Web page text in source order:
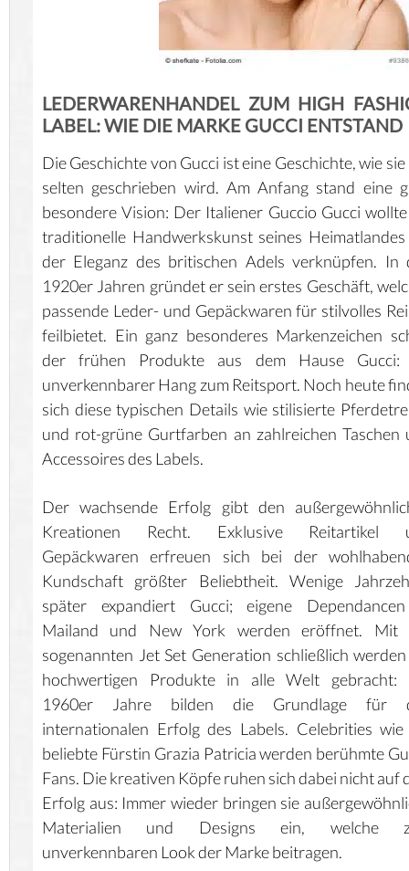
LEDERWARENHANDEL ZUM HIGH
LABEL: WIE DIE MARKE GUCCI ENTSTAND
Die Geschichte von Gucci ist eine Geschichte, wie
selten geschrieben wird. Am Anfang stand eine
besondere Vision: Der Italiener Guccio Gucci
traditionelle Handwerkskunst seines
der Eleganz des britischen Adels verknüpfen. In
1920er Jahren gründet er sein erstes Geschäft,
passende Leder- und Gepäckwaren für stilvolles
feilbietet. Ein ganz besonderes Markenzeichen
der frühen Produkte aus dem Hause
unverkennbarer Hang zum Reitsport. Noch heute
sich diese typischen Details wie stilisierte
und rot-grüne Gurtfarben an zahlreichen Taschen
Accessoires des Labels.
Der wachsende Erfolg gibt den
Kreationen Recht. Exklusive Reitartikel
Gepäckwaren erfreuen sich bei der
Kundschaft größter Beliebtheit. Wenige
später expandiert Gucci; eigene
Mailand und New York werden eröffnet. Mit
sogenannten Jet Set Generation schließlich
hochwertigen Produkte in alle Welt gebracht:
1960er Jahre bilden die Grundlage für
internationalen Erfolg des Labels. Celebrities
beliebte Fürstin Grazia Patricia werden berühmte
Fans. Die kreativen Köpfe ruhen sich dabei nicht auf
Erfolg aus: Immer wieder bringen sie
Materialien und Designs ein, welche
unverkennbaren Look der Marke beitragen.